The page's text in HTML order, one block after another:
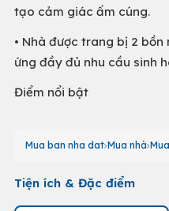
tạo cảm giác ấm cúng.
• Nhà được trang bị 2
ứng đầy đủ nhu cầu sinh
Điểm nổi bật
Mua ban nha dat Mua nhà
Tiện ích & Đặc điểm